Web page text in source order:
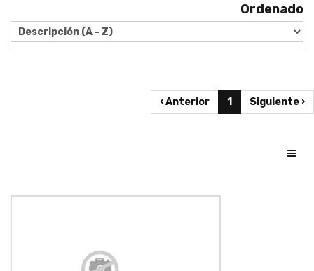
Ordenado
‹ Anterior 1 Siguiente ›